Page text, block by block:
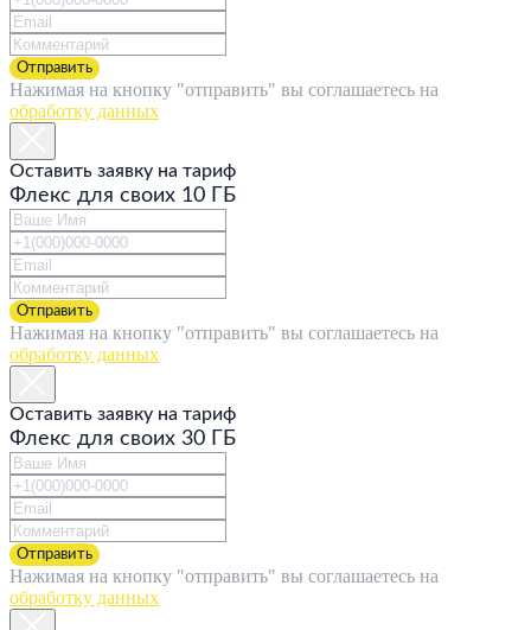
Отправить
Нажимая на кнопку "отправить" вы соглашаетесь на
обработку данных
Оставить заявку на тариф
Флекс для своих 10 ГБ
Отправить
Нажимая на кнопку "отправить" вы соглашаетесь на
обработку данных
Оставить заявку на тариф
Флекс для своих 30 ГБ
Отправить
Нажимая на кнопку "отправить" вы соглашаетесь на
обработку данных